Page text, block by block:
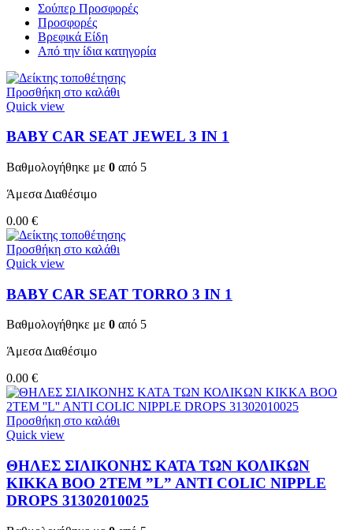
Σούπερ Προσφορές
Προσφορές
Βρεφικά Είδη
Από την ίδια κατηγορία
Προσθήκη στο καλάθι
Quick view
BABY CAR SEAT JEWEL 3 ΙΝ 1
Βαθμολογήθηκε με 0 από 5
Άμεσα Διαθέσιμο
0.00 €
Προσθήκη στο καλάθι
Quick view
BABY CAR SEAT TORRO 3 ΙΝ 1
Βαθμολογήθηκε με 0 από 5
Άμεσα Διαθέσιμο
0.00 €
Προσθήκη στο καλάθι
Quick view
ΘΗΛΕΣ ΣΙΛΙΚΟΝΗΣ ΚΑΤΑ ΤΩΝ ΚΟΛΙΚΩΝ
KIKKA BOO 2TEM ”L” ANTI COLIC NIPPLE
DROPS 31302010025